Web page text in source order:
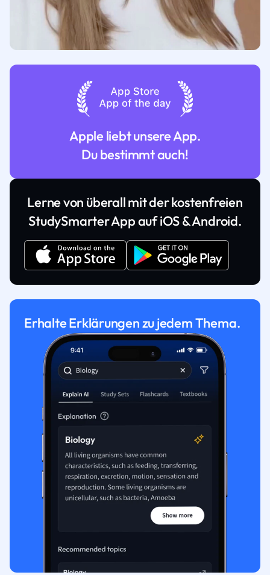
Apple liebt unsere App.
Du bestimmt auch!
Lerne von überall mit der kostenfreien
StudySmarter App auf iOS & Android.
Erhalte Erklärungen zu jedem Thema.